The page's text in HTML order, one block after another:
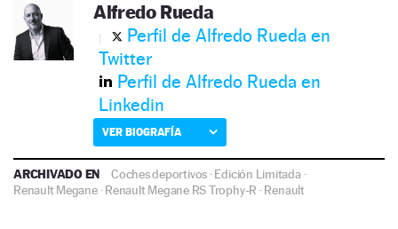
Alfredo Rueda
Perfil de Alfredo Rueda en
Twitter
Perfil de Alfredo Rueda en
Linkedin
VER BIOGRAFÍA
ARCHIVADO EN Coches deportivos ·Edición Limitada·
Renault Megane·Renault Megane RS Trophy-R ·Renault